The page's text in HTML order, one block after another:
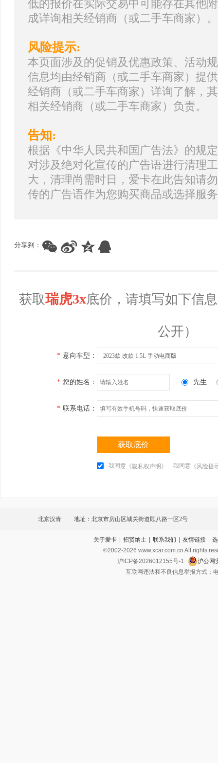
低的报价在实际交易中可能存在其他
成详询相关经销商（或二手车商家）。
风险提示:
本页面涉及的促销及优惠政策、活动
信息均由经销商（或二手车商家）提
经销商（或二手车商家）详询了解，
相关经销商（或二手车商家）负责。
告知:
根据《中华人民共和国广告法》的规
对涉及绝对化宣传的广告语进行清理
大，清理尚需时日，爱卡在此告知请
传的广告语作为您购买商品或选择服
分享到：
获取瑞虎3x底价，请填写如下信
公开）
* 意向车型： 2023款 改款 1.5L 手动电商版
* 您的姓名： 先生
* 联系电话：
获取底价
我同意 《隐私权声明》 我同意 《风险提
北京汉青 地址：北京市房山区城关街道顾八路一区2号
关于爱卡 | 招贤纳士 | 联系我们 | 友情链接 |
©2002-2026 www.xcar.com.cn All rights
沪ICP备2026012155号-1
沪公网
互联网违法和不良信息举报方式：